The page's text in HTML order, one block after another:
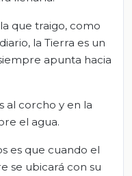
que traigo, como
la Tierra es un
apunta hacia
al corcho y en la
el agua.
es que cuando el
se ubicará con su